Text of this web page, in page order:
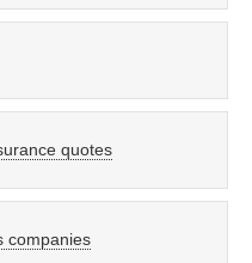
quotes
companies